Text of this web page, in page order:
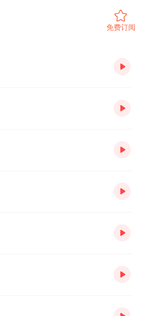
免费订阅